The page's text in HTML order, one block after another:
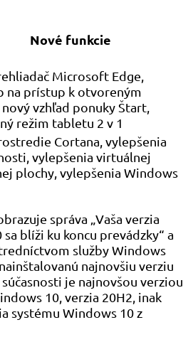
Nové funkcie
Microsoft Edge,
na prístup k otvoreným
vzhľad ponuky Štart,
režim tabletu 2 v 1
Cortana, vylepšenia
vylepšenia virtuálnej
plochy, vylepšenia Windows
správa „Vaša verzia
blíži ku koncu prevádzky“ a
služby Windows
najnovšiu verziu
je najnovšou verziou
10, verzia 20H2, inak
systému Windows 10 z